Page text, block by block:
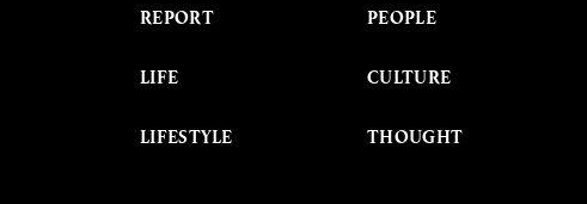
REPORT
LIFE
LIFESTYLE
PEOPLE
CULTURE
THOUGHT